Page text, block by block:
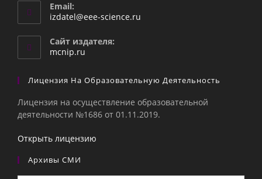
Email:
izdatel@eee-science.ru
Сайт издателя:
mcnip.ru
Лицензия На Образовательную Деятельность
Лицензия на осуществление образовательной
деятельности №1686 от 01.11.2019.
Открыть лицензию
Архивы СМИ